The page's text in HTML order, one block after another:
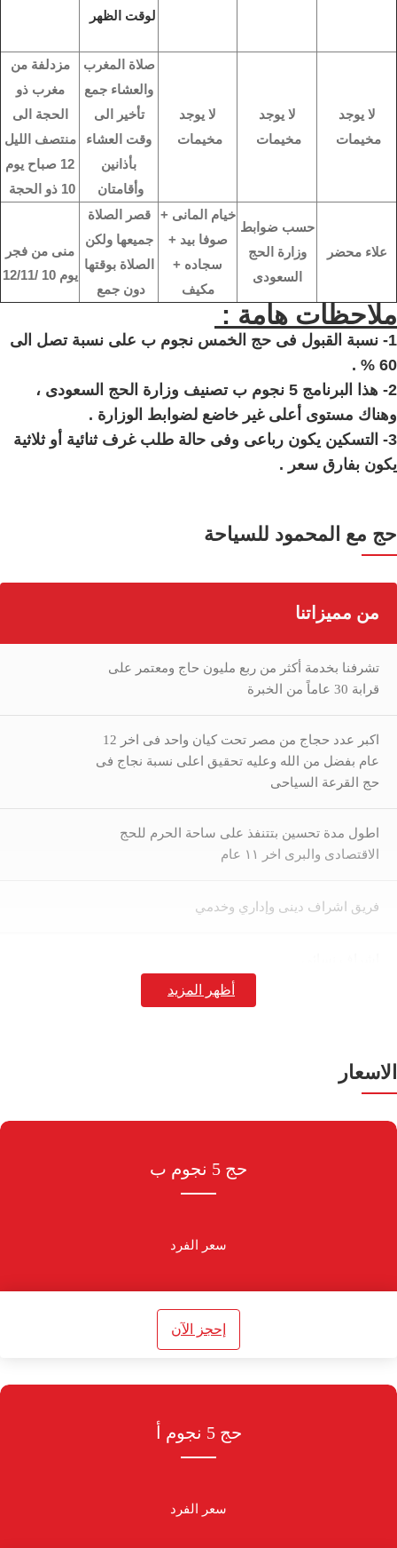
لوقت الظهر
لا يوجد
مخيمات
لا يوجد
مخيمات
لا يوجد
مخيمات
صلاة المغرب
والعشاء جمع
تأخير الى
وقت العشاء
بأذانين
وأقامتان
مزدلفة من
مغرب ذو
الحجة الى
منتصف الليل
12 صباح يوم
10 ذو الحجة
علاء محضر
حسب ضوابط
وزارة الحج
السعودى
خيام المانى +
صوفا بيد +
سجاده +
مكيف
قصر الصلاة
جميعها ولكن
الصلاة بوقتها
دون جمع
منى من فجر
يوم 10 /12/11
ملاحظات هامة :
1- نسبة القبول فى حج الخمس نجوم ب على نسبة تصل الى
60 % .
2- هذا البرنامج 5 نجوم ب تصنيف وزارة الحج السعودى ،
وهناك مستوى أعلى غير خاضع لضوابط الوزارة .
3- التسكين يكون رباعى وفى حالة طلب غرف ثنائية أو ثلاثية
يكون بفارق سعر .
حج مع المحمود للسياحة
من مميزاتنا
تشرفنا بخدمة أكثر من ربع مليون حاج ومعتمر على
قرابة 30 عاماً من الخبرة
اكبر عدد حجاج من مصر تحت كيان واحد فى اخر 12
عام بفضل من الله وعليه تحقيق اعلى نسبة نجاج فى
حج القرعة السياحى
اطول مدة تحسين بتتنفذ على ساحة الحرم للحج
الاقتصادى والبرى اخر ١١ عام
فريق اشراف دينى وإداري وخدمي
رعاية خاصة لكبار السن
التعاقد مع افضل مطوفي المملكة
الاسعار
حج 5 نجوم ب
سعر الفرد
إحجز الآن
حج 5 نجوم أ
سعر الفرد